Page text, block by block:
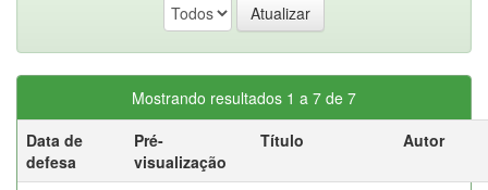
Mostrando resultados 1 a 7 de 7
Data de
defesa
Pré-
visualização
Título Autor